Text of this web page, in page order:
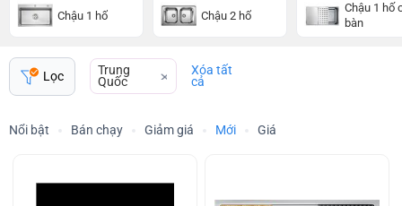
Chậu 1 hố Chậu 2 hố
Chậu 1 hố
bàn
Lọc
Trung
Quốc
Xóa tất
cả
Nổi bật Bán chạy Giảm giá Mới Giá